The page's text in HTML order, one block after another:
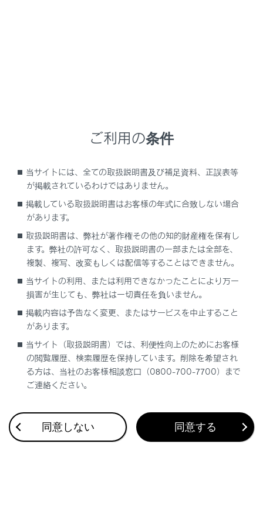
補充するには
合わせて見られているページ
外装の手入れ
電子キーの電池交換
ヒューズの点検•交換
はい
ご利用の条件
当サイトには、全ての取扱説明書及び補足資料、正誤表等
が掲載されているわけではありません。
掲載している取扱説明書はお客様の年式に合致しない場合
があります。
取扱説明書は、弊社が著作権その他の知的財産権を保有し
ます。弊社の許可なく、取扱説明書の一部または全部を、
複製、複写、改変もしくは配信等することはできません。
当サイトの利用、または利用できなかったことにより万一
損害が生じても、弊社は一切責任を負いません。
掲載内容は予告なく変更、またはサービスを中止すること
があります。
当サイト（取扱説明書）では、利便性向上のためにお客様
の閲覧履歴、検索履歴を保持しています。削除を希望され
る方は、当社のお客様相談窓口（0800-700-7700）まで
ご連絡ください。
同意しない 同意する